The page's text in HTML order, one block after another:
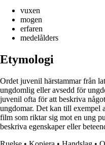
vuxen
mogen
erfaren
medelålders
Etymologi
Ordet juvenil härstammar från
ungdomlig eller avsedd för
juvenil ofta för att beskriva
ungdomar. Det kan till exempel
film som riktar sig mot en ung
beskriva egenskaper eller